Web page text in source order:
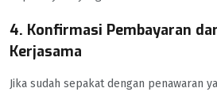
4. Konfirmasi Pembayaran
Kerjasama
Jika sudah sepakat dengan penawaran